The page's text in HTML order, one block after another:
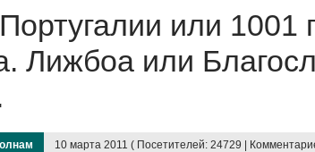
или 1001
Лижбоа или
10 марта 2011 ( Посетителей: 24729 |